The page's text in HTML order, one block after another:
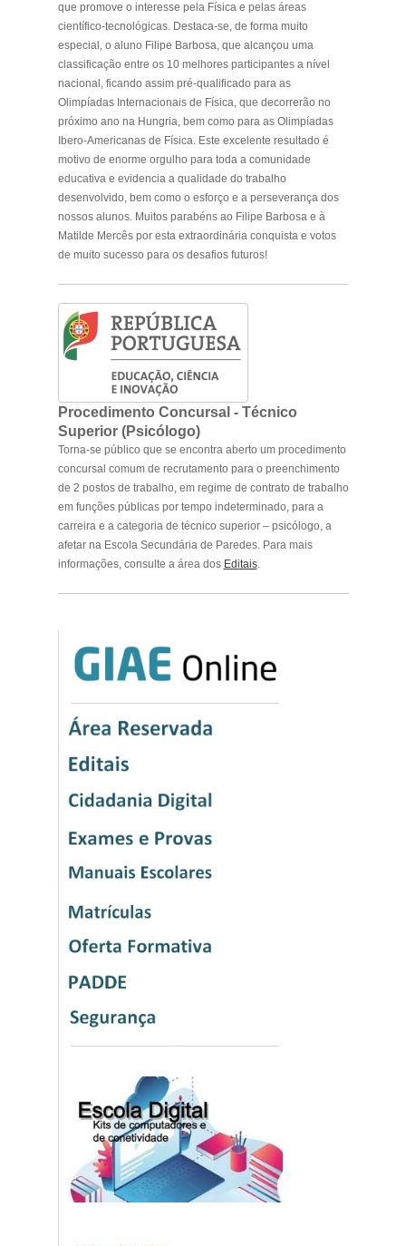
que promove o interesse pela Física e pelas áreas
científico-tecnológicas. Destaca-se, de forma muito
especial, o aluno Filipe Barbosa, que alcançou uma
classificação entre os 10 melhores participantes a nível
nacional, ficando assim pré-qualificado para as
Olimpíadas Internacionais de Física, que decorrerão no
próximo ano na Hungria, bem como para as Olimpíadas
Ibero-Americanas de Física. Este excelente resultado é
motivo de enorme orgulho para toda a comunidade
educativa e evidencia a qualidade do trabalho
desenvolvido, bem como o esforço e a perseverança dos
nossos alunos. Muitos parabéns ao Filipe Barbosa e à
Matilde Mercês por esta extraordinária conquista e votos
de muito sucesso para os desafios futuros!
Procedimento Concursal - Técnico
Superior (Psicólogo)
Torna-se público que se encontra aberto um procedimento
concursal comum de recrutamento para o preenchimento
de 2 postos de trabalho, em regime de contrato de trabalho
em funções públicas por tempo indeterminado, para a
carreira e a categoria de técnico superior – psicólogo, a
afetar na Escola Secundária de Paredes. Para mais
informações, consulte a área dos Editais.